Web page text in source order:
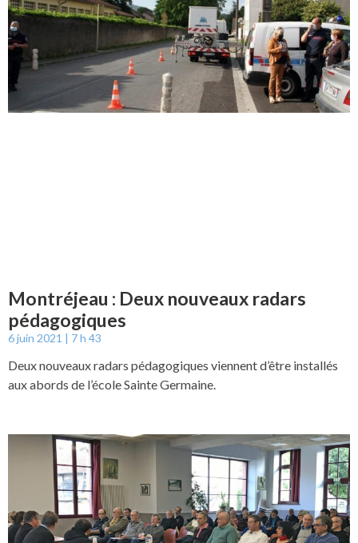
Montréjeau : Deux nouveaux radars
pédagogiques
6 juin 2021 7 h 43
Deux nouveaux radars pédagogiques viennent d’être installés
aux abords de l’école Sainte Germaine.